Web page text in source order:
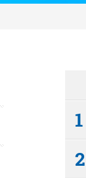
1
2